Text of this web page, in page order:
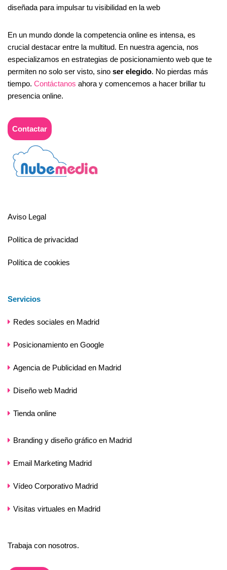
diseñada para impulsar tu visibilidad en la web
En un mundo donde la competencia online es intensa, es
crucial destacar entre la multitud. En nuestra agencia, nos
especializamos en estrategias de posicionamiento web que te
permiten no solo ser visto, sino ser elegido. No pierdas más
tiempo. Contáctanos ahora y comencemos a hacer brillar tu
presencia online.
Contactar
Aviso Legal
Política de privacidad
Política de cookies
Servicios
Redes sociales en Madrid
Posicionamiento en Google
Agencia de Publicidad en Madrid
Diseño web Madrid
Tienda online
Branding y diseño gráfico en Madrid
Email Marketing Madrid
Vídeo Corporativo Madrid
Visitas virtuales en Madrid
Trabaja con nosotros.